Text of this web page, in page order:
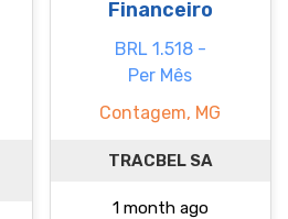
Financeiro
BRL 1.518 -
Per Mês
Contagem, MG
TRACBEL SA
1 month ago